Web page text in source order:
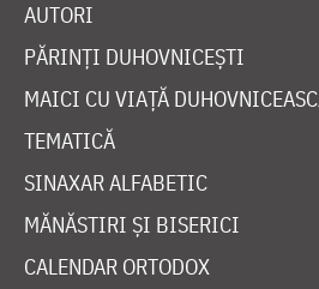
AUTORI
PĂRINȚI DUHOVNICEȘTI
MAICI CU VIAȚĂ
TEMATICĂ
SINAXAR ALFABETIC
MĂNĂSTIRI ȘI BISERICI
CALENDAR ORTODOX